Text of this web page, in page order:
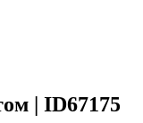
| ID67175